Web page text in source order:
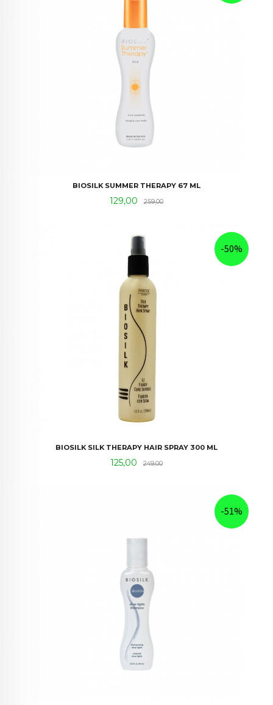
BIOSILK SUMMER THERAPY 67 ML
Tilbud
129,00 259,00Rabatt
BIOSILK SILK THERAPY HAIR SPRAY 300 ML
Tilbud
125,00 249,00Rabatt
-50%
-51%